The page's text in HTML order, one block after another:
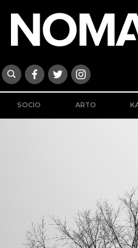
SOCIO ARTO